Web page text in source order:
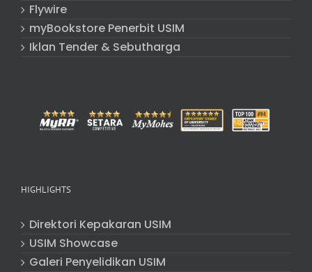
Flywire
myBookstore Penerbit USIM
Iklan Tender & Sebutharga
HIGHLIGHTS
Direktori Kepakaran USIM
USIM Showcase
Galeri Penyelidikan USIM